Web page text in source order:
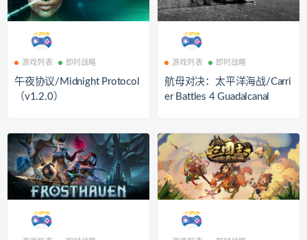
游戏列表 即时战略
午夜协议/Midnight Protocol
（v1.2.0）
游戏列表 即时战略
航母对决：太平洋海战/Carri
er Battles 4 Guadalcanal